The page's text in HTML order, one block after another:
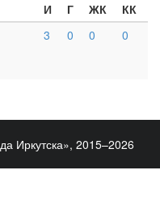
И Г ЖК
КК
3 0 0 0
Иркутска», 2015–2026